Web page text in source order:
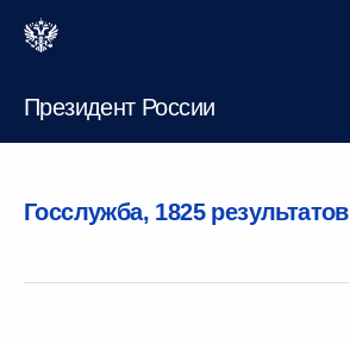
Президент России
Госслужба, 1825 результатов